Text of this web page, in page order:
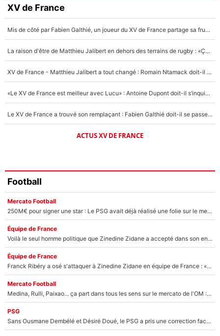
Faris Moumbagna
5%
Un autre joueur
5%
XV de France
Mis de côté par Fabien Galthié, un joueur du XV de France partage sa frustration : «ils ne me l’ont pas dit tout de suite»
La raison d'être de Matthieu Jalibert en dehors des terrains de rugby : «Ça m'atteint autant que si tu touches à un membre de ma famille»
XV de France - Matthieu Jalibert a tout changé : Romain Ntamack doit-il s’inquiéter pour sa place à un an de la Coupe du monde ?
«Le XV de France est meilleur avec Lucu» : Antoine Dupont doit-il s’inquiéter pour sa place ?
Le XV de France a trouvé son remplaçant : Fabien Galthié doit-il se passer d'Antoine Dupont ?
ACTUS XV DE FRANCE
Football
Mercato Football
250M€ pour signer une star : Le PSG avait déjà réalisé une folie sur le mercato bien avant Neymar !
Équipe de France
Voilà le seul homme politique que Zinedine Zidane a accepté dans son entourage : «Je garde un très bon souvenir de lui»
Équipe de France
Franck Ribéry a osé s'attaquer à Zinedine Zidane en équipe de France : «Je n'aurais jamais fait ça»
Mercato Football
Medina, Rulli, Paixao... ça part dans tous les sens sur le mercato de l'OM : Frank McCourt va enfin récupérer l'argent qu'il attend ?
PSG
Sans Ousmane Dembélé et Désiré Doué, le PSG a pris une correction face à Majorque : Luis Enrique attend avec impatience des renforts !